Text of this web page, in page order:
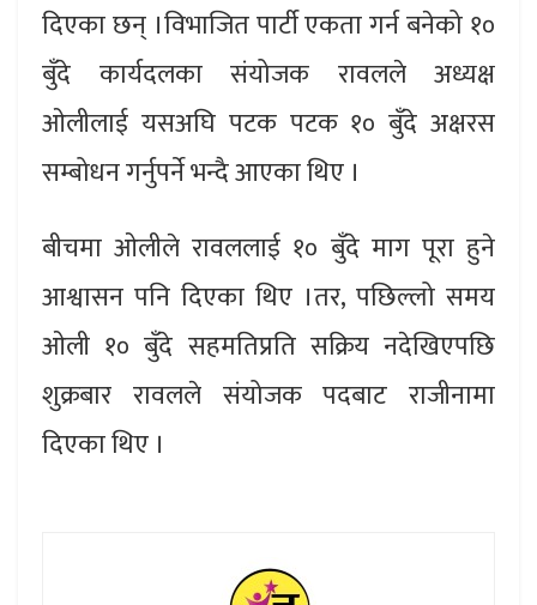
दिएका छन् ।विभाजित पार्टी एकता गर्न बनेको १०
बुँदे कार्यदलका संयोजक रावलले अध्यक्ष
ओलीलाई यसअघि पटक पटक १० बुँदे अक्षरस
सम्बोधन गर्नुपर्ने भन्दै आएका थिए ।
बीचमा ओलीले रावललाई १० बुँदे माग पूरा हुने
आश्वासन पनि दिएका थिए ।तर, पछिल्लो समय
ओली १० बुँदे सहमतिप्रति सक्रिय नदेखिएपछि
शुक्रबार रावलले संयोजक पदबाट राजीनामा
दिएका थिए ।